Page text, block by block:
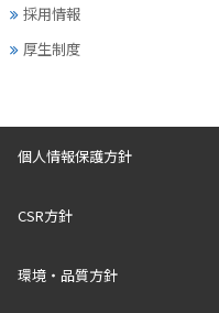
採用情報
厚生制度
個人情報保護方針
CSR方針
環境・品質方針